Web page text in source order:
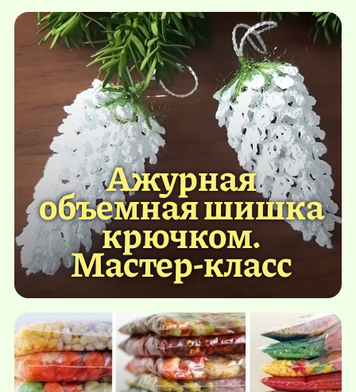
Ажурная
объемная шишка
крючком.
Мастер-класс